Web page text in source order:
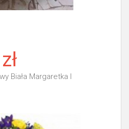
Biała Margaretka I